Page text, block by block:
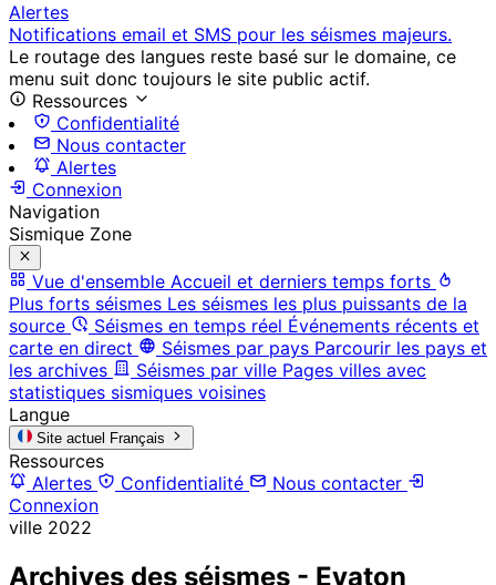
Alertes
Notifications email et SMS pour les séismes majeurs.
Le routage des langues reste basé sur le domaine, ce
menu suit donc toujours le site public actif.
Ressources
Confidentialité
Nous contacter
Alertes
Connexion
Navigation
Sismique Zone
Vue d'ensemble Accueil et derniers temps forts
Plus forts séismes Les séismes les plus puissants de la
source
Séismes en temps réel Événements récents et
carte en direct
Séismes par pays Parcourir les pays et
les archives
Séismes par ville Pages villes avec
statistiques sismiques voisines
Langue
Site actuel Français
Ressources
Alertes
Confidentialité
Nous contacter
Connexion
ville 2022
Archives des séismes - Evaton